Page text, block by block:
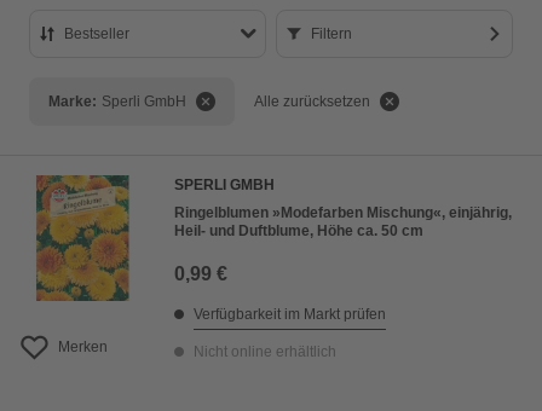
Bestseller
Bewertung
Filtern
Marke: Sperli GmbH Alle zurücksetzen
Merken
SPERLI GMBH
Ringelblumen »Modefarben Mischung«, einjährig,
Heil- und Duftblume, Höhe ca. 50 cm
0,99 €
Verfügbarkeit im Markt prüfen
Nicht online erhältlich